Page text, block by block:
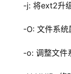
-j: 将ext2升
-O: 文件系
-o: 调整文件